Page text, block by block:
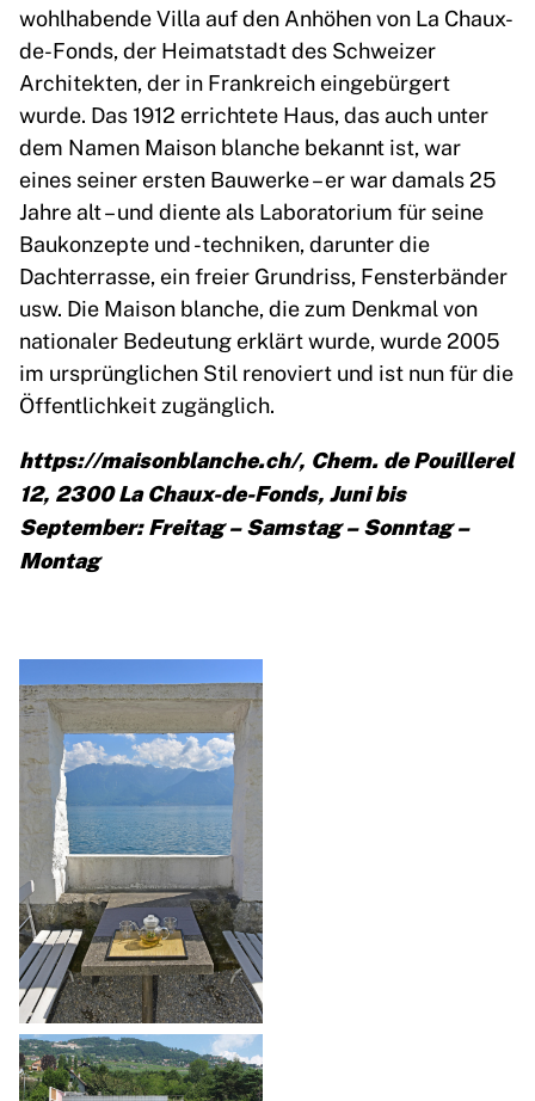
wohlhabende Villa auf den Anhöhen von La Chaux-
de-Fonds, der Heimatstadt des Schweizer
Architekten, der in Frankreich eingebürgert
wurde. Das 1912 errichtete Haus, das auch unter
dem Namen Maison blanche bekannt ist, war
eines seiner ersten Bauwerke – er war damals 25
Jahre alt – und diente als Laboratorium für seine
Baukonzepte und -techniken, darunter die
Dachterrasse, ein freier Grundriss, Fensterbänder
usw. Die Maison blanche, die zum Denkmal von
nationaler Bedeutung erklärt wurde, wurde 2005
im ursprünglichen Stil renoviert und ist nun für die
Öffentlichkeit zugänglich.
https://maisonblanche.ch/, Chem. de Pouillerel
12, 2300 La Chaux-de-Fonds, Juni bis
September: Freitag – Samstag – Sonntag –
Montag